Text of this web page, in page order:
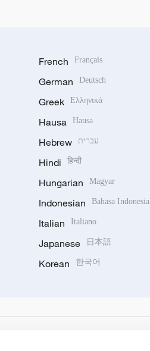
French Français
German Deutsch
Greek Ελληνικά
Hausa Hausa
Hebrew עברית
Hindi हिन्दी
Hungarian Magyar
Indonesian Bahasa Indonesia
Italian Italiano
Japanese 日本語
Korean 한국어